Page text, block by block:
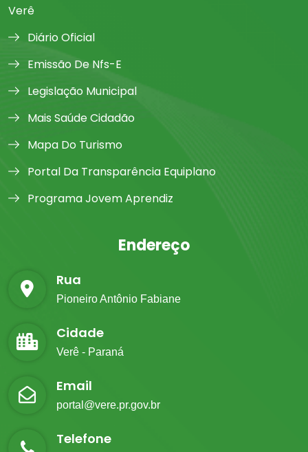
Verê
Diário Oficial
Emissão De Nfs-E
Legislação Municipal
Mais Saúde Cidadão
Mapa Do Turismo
Portal Da Transparência Equiplano
Programa Jovem Aprendiz
Endereço
Rua
Pioneiro Antônio Fabiane
Cidade
Verê - Paraná
Email
portal@vere.pr.gov.br
Telefone